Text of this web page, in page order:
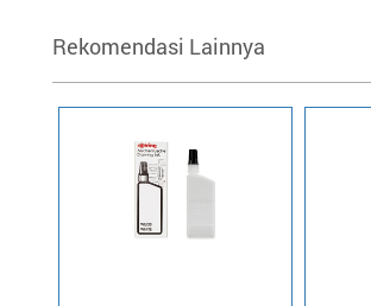
Rekomendasi Lainnya